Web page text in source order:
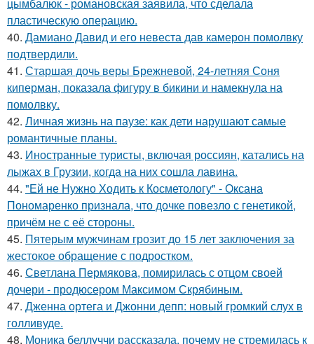
цымбалюк - романовская заявила, что сделала
пластическую операцию.
40. Дамиано Давид и его невеста дав камерон помолвку
подтвердили.
41. Старшая дочь веры Брежневой, 24-летняя Соня
киперман, показала фигуру в бикини и намекнула на
помолвку.
42. Личная жизнь на паузе: как дети нарушают самые
романтичные планы.
43. Иностранные туристы, включая россиян, катались на
лыжах в Грузии, когда на них сошла лавина.
44. "Ей не Нужно Ходить к Косметологу" - Оксана
Пономаренко признала, что дочке повезло с генетикой,
причём не с её стороны.
45. Пятерым мужчинам грозит до 15 лет заключения за
жестокое обращение с подростком.
46. Светлана Пермякова, помирилась с отцом своей
дочери - продюсером Максимом Скрябиным.
47. Дженна ортега и Джонни депп: новый громкий слух в
голливуде.
48. Моника беллуччи рассказала, почему не стремилась к